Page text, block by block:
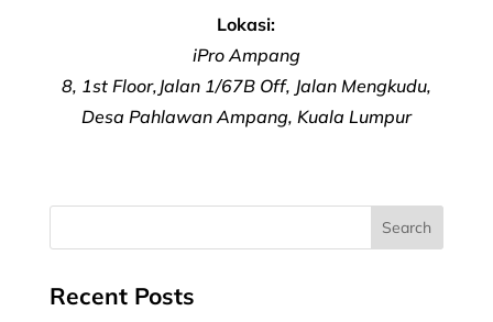
Lokasi:
iPro Ampang
8, 1st Floor,Jalan 1/67B Off, Jalan Mengkudu,
Desa Pahlawan Ampang, Kuala Lumpur
Recent Posts